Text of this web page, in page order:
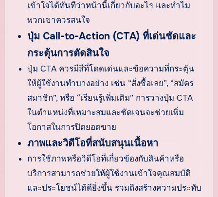
เข้าใจได้ทันทีว่าหน้านี้เกี่ยวกับอะไร และทำไม
พวกเขาควรสนใจ
ปุ่ม Call-to-Action (CTA) ที่เด่นชัดและ
กระตุ้นการตัดสินใจ
ปุ่ม CTA ควรมีสีที่โดดเด่นและข้อความที่กระตุ้น
ให้ผู้ใช้งานทำบางอย่าง เช่น “สั่งซื้อเลย”, “สมัคร
สมาชิก”, หรือ “เรียนรู้เพิ่มเติม” การวางปุ่ม CTA
ในตำแหน่งที่เหมาะสมและชัดเจนจะช่วยเพิ่ม
โอกาสในการปิดยอดขาย
ภาพและวิดีโอที่สนับสนุนเนื้อหา
การใช้ภาพหรือวิดีโอที่เกี่ยวข้องกับสินค้าหรือ
บริการสามารถช่วยให้ผู้ใช้งานเข้าใจคุณสมบัติ
และประโยชน์ได้ดียิ่งขึ้น รวมถึงสร้างความประทับ